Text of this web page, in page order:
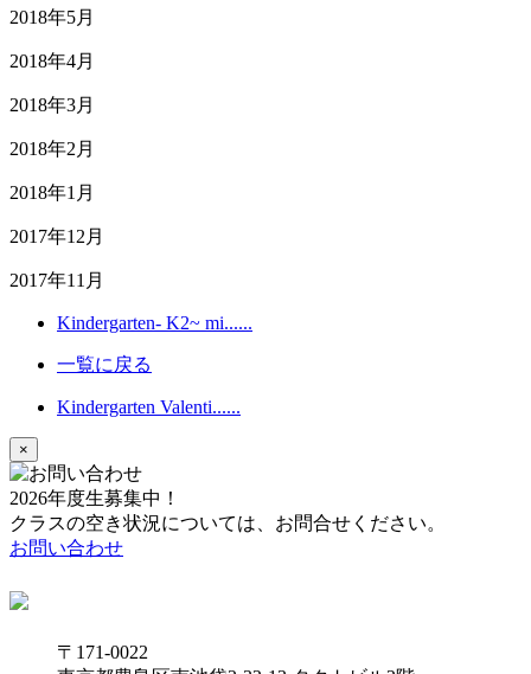
2018年5月
2018年4月
2018年3月
2018年2月
2018年1月
2017年12月
2017年11月
Kindergarten- K2~ mi......
一覧に戻る
Kindergarten Valenti......
×
2026年度生募集中！
クラスの空き状況については、お問合せください。
お問い合わせ
〒171-0022